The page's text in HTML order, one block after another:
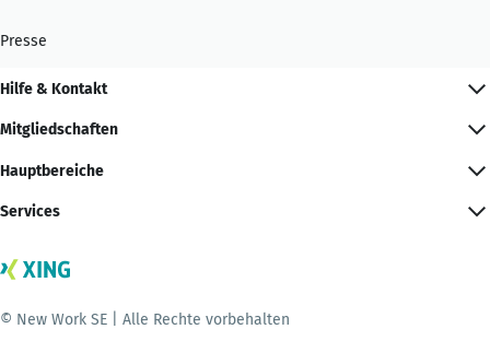
Presse
Hilfe & Kontakt
Mitgliedschaften
Hauptbereiche
Services
© New Work SE | Alle Rechte vorbehalten